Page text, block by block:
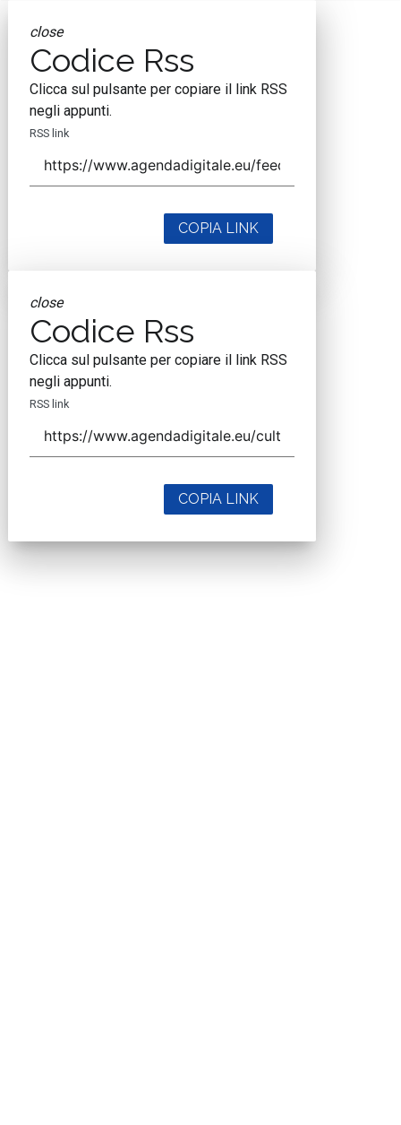
close
Codice Rss
Clicca sul pulsante per copiare il link RSS
negli appunti.
RSS link
COPIA LINK
close
Codice Rss
Clicca sul pulsante per copiare il link RSS
negli appunti.
RSS link
COPIA LINK